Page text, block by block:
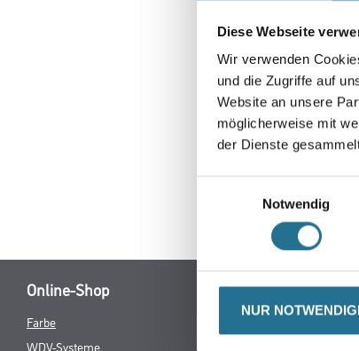
Diese Webseite
Wir verwenden
und die Zugriffe auf
Website an unsere
möglicherweise mit
der Dienste
Notwendig
NUR
PRODUKTEIGENSCHAFTEN
Produkteigenschaft
- Lässt sich gut